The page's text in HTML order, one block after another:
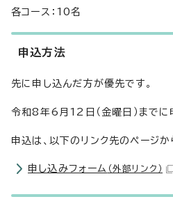
各コース：10名
申込方法
先に申し込んだ方が優先です。
令和8年6月12日（金曜日）までに
申込は、以下のリンク先のページか
申し込みフォーム （外部リンク）